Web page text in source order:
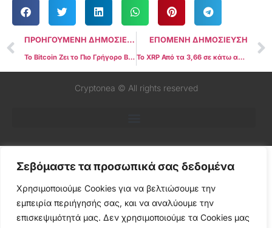
Σεβόμαστε τα προσωπικά σας δεδομένα
Χρησιμοποιούμε Cookies για να βελτιώσουμε την
εμπειρία περιήγησής σας, και να αναλύουμε την
επισκεψιμότητά μας. Δεν χρησιμοποιούμε τα Cookies μας
ΠΡΟΗΓΟΥΜΕΝΗ ΔΗΜΟΣΙΕΥΣΗ
Το Bitcoin Ζει το Πιο Γρήγορο Bear Market της Ιστορίας; Γιατί Αυτό Μπορεί να Γυρίσει σε Year-End Ράλι Φωτια;
ΕΠΟΜΕΝΗ ΔΗΜΟΣΙΕΥΣΗ
Το XRP Από τα 3,66 σε κάτω από 2 δολάρια: Τι άλλαξε?
Cryptonea © All rights reserved